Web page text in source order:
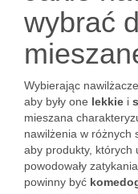
wybrać
Wybierając
aby były one lekkie i
mieszana
nawilżenia w różnych
aby produkty, których
powodowały
powinny być